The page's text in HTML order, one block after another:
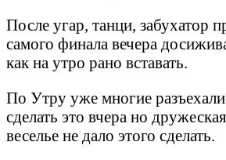
После угар, танци, забухатор
самого финала вечера
как на утро рано вставать.
По Утру уже многие
сделать это вчера но
веселье не дало этого сделать.